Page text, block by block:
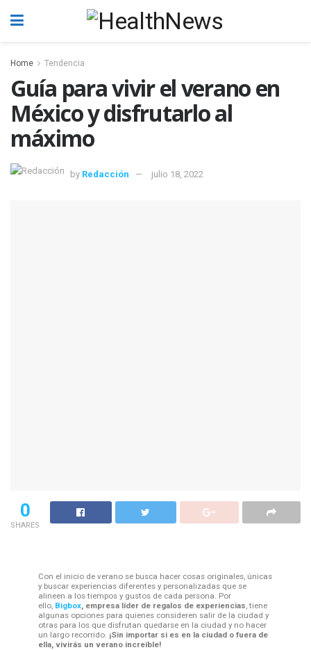
Home Tendencia
Guía para vivir el verano en
México y disfrutarlo al
máximo
by Redacción julio 18, 2022
0
SHARES
Con el inicio de verano se busca hacer cosas originales, únicas
y buscar experiencias diferentes y personalizadas que se
alineen a los tiempos y gustos de cada persona. Por
ello, Bigbox empresa líder de regalos de experiencias , tiene
algunas opciones para quienes consideren salir de la ciudad y
otras para los que disfrutan quedarse en la ciudad y no hacer
un largo recorrido. ¡Sin importar si es en la ciudad o fuera de
ella, vivirás un verano increíble!